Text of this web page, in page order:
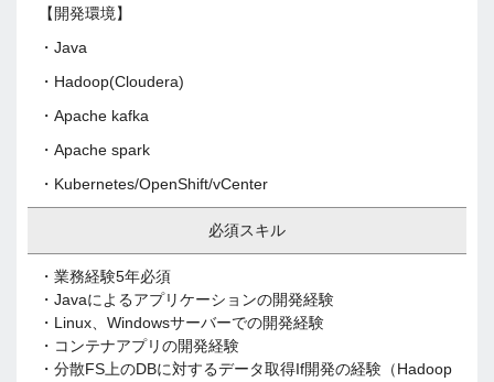
【開発環境】
・Java
・Hadoop(Cloudera)
・Apache kafka
・Apache spark
・Kubernetes/OpenShift/vCenter
必須スキル
・業務経験5年必須
・Javaによるアプリケーションの開発経験
・Linux、Windowsサーバーでの開発経験
・コンテナアプリの開発経験
・分散FS上のDBに対するデータ取得If開発の経験（Hadoop